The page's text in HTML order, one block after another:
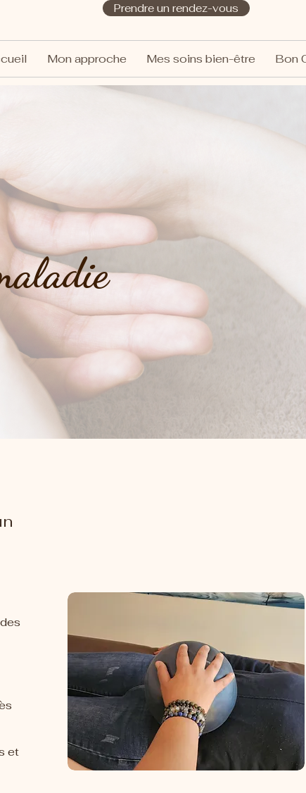
Prendre un rendez-vous
Mon approche Mes soins bien-être Bon
et